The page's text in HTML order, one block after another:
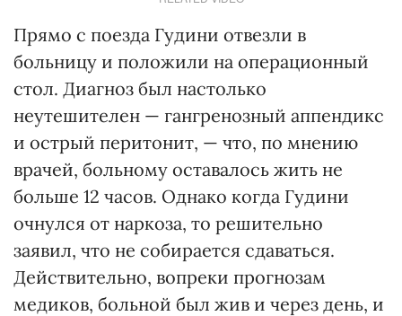
Прямо с поезда Гудини отвезли в
больницу и положили на операционный
стол. Диагноз был настолько
неутешителен — гангренозный аппендикс
и острый перитонит, — что, по мнению
врачей, больному оставалось жить не
больше 12 часов. Однако когда Гудини
очнулся от наркоза, то решительно
заявил, что не собирается сдаваться.
Действительно, вопреки прогнозам
медиков, больной был жив и через день, и